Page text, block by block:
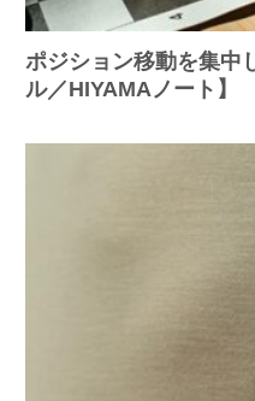
ポジション移動を集中
ル／HIYAMAノート】